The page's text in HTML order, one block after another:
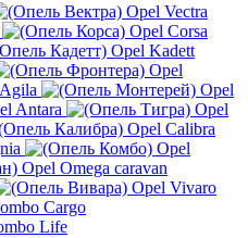
Opel Vectra
Opel Corsa
Opel Kadett
Opel
Opel
Antara
Opel
Opel Calibra
Opel
Opel Omega caravan
Opel Vivaro
Cargo
Life